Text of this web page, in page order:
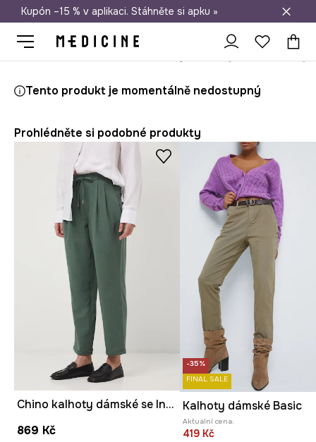
Doprava zdarma při nákupu nad 1 200 Kč
Kupón –15 % v aplikaci. Stáhněte si apku »
Tento produkt je momentálně nedostupný
Prohlédněte si podobné produkty
Chino kalhoty dámské se lnem
869 Kč
-35%
FINAL SALE
Kalhoty dámské Basic
Aktuální cena:
419 Kč